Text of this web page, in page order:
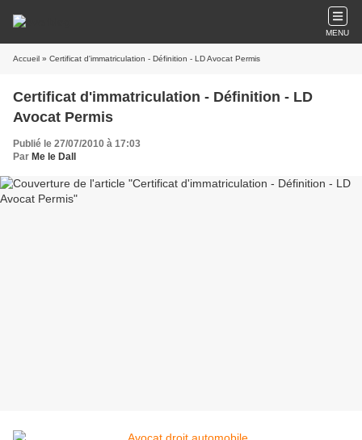
MENU
Accueil » Certificat d'immatriculation - Définition - LD Avocat Permis
Certificat d'immatriculation - Définition - LD
Avocat Permis
Publié le 27/07/2010 à 17:03
Par Me le Dall